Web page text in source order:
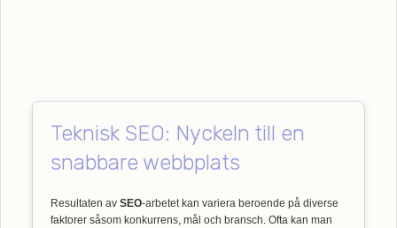
Teknisk SEO: Nyckeln till en
snabbare webbplats
Resultaten av SEO-arbetet kan variera beroende på diverse
faktorer såsom konkurrens, mål och bransch. Ofta kan man